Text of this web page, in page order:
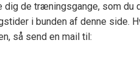
dig de træningsgange, som du
i bunden af denne side.
så send en mail til: